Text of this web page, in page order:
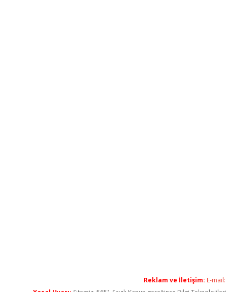
Reklam ve İletişim: E-mail: